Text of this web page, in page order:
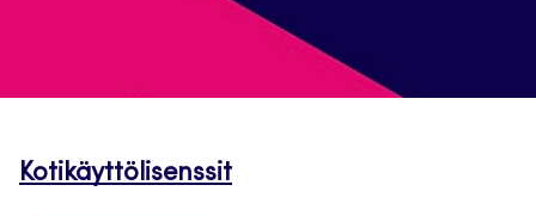
KotikäyttölisenssitAvautuu